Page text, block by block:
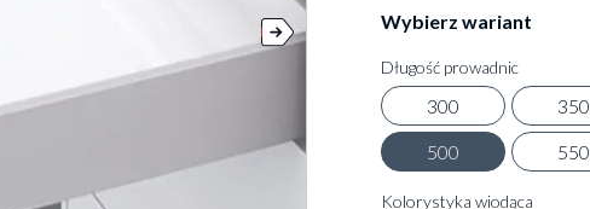
Wybierz wariant
Długość prowadnic
300 350
500
550
Kolorystyka wiodąca